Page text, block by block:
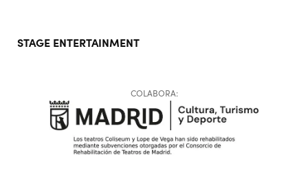
STAGE ENTERTAINMENT
COLABORA: